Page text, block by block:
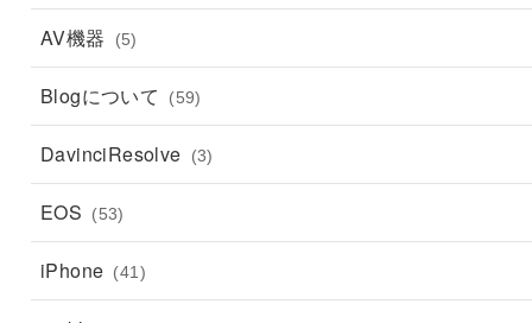
AV機器 (5)
Blogについて (59)
DavinciResolve (3)
EOS (53)
iPhone (41)